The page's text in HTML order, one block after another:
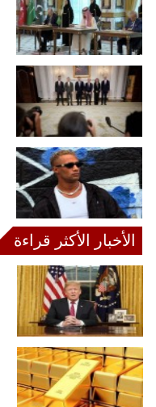
الأخبار الأكثر قراءة